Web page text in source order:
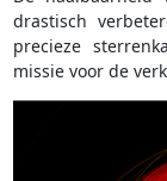
drastisch
precieze
missie voor de